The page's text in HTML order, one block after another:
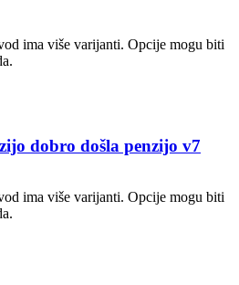
ima više varijanti. Opcije mogu biti
dobro došla penzijo v7
ima više varijanti. Opcije mogu biti